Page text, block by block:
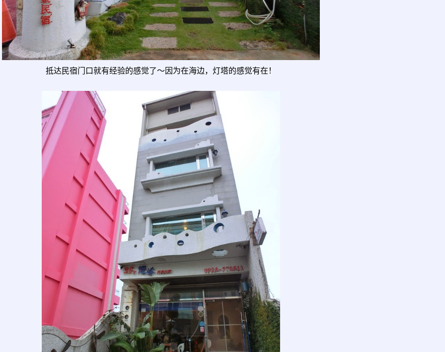
抵达民宿门口就有经验的感觉了～因为在海边，灯塔的感觉有在！